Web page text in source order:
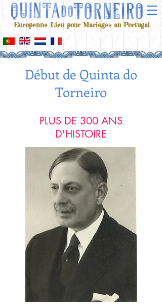
Europenne Lieu pour Mariages au Portugal
Début de Quinta do
Torneiro
PLUS DE 300 ANS
D'HISTOIRE